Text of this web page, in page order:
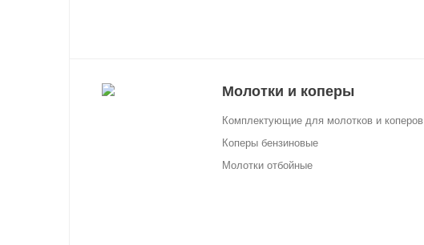
Молотки и коперы
Комплектующие для молотков и коперов
Коперы бензиновые
Молотки отбойные